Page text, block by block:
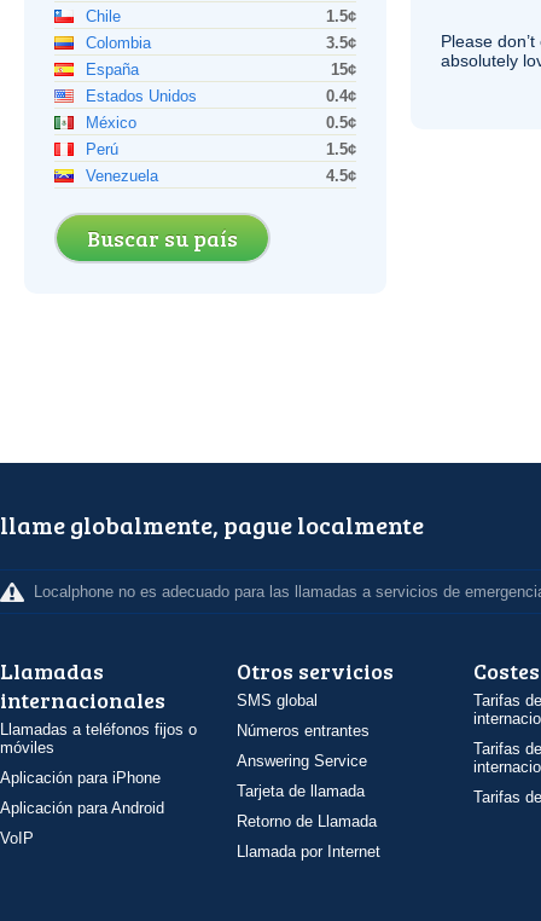
Chile
1.5¢
Colombia
3.5¢
España
15¢
Estados Unidos
0.4¢
México
0.5¢
Perú
1.5¢
Venezuela
4.5¢
Buscar su país
Please
absolutely
llame globalmente, pague localmente
Localphone no es adecuado para las llamadas a servicios de
Llamadas
internacionales
Llamadas a teléfonos fijos o
móviles
Aplicación para iPhone
Aplicación para Android
VoIP
Otros servicios
SMS global
Números entrantes
Answering Service
Tarjeta de llamada
Retorno de Llamada
Llamada por Internet
Costes
Tarifas
Tarifas
Tarifas